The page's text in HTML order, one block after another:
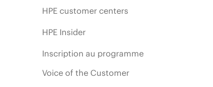
HPE customer centers
HPE Insider
Inscription au programme
Voice of the Customer